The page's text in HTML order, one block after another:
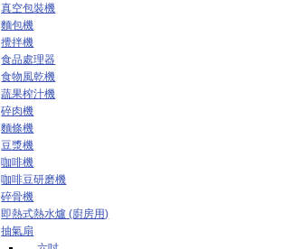
真空包裝機
麵包機
攪拌機
食品處理器
食物風乾機
蔬果榨汁機
碎肉機
麵條機
豆漿機
咖啡機
咖啡豆研磨機
碎骨機
即熱式熱水爐 (廚房用)
抽氣扇